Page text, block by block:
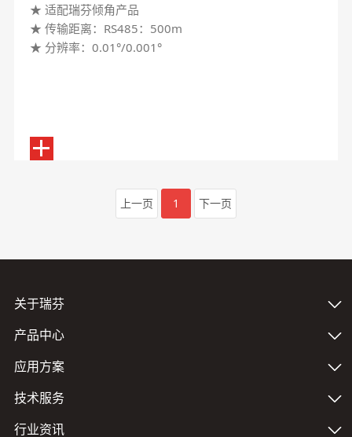
★ 适配瑞芬倾角产品
★ 传输距离：RS485：500m
★ 分辨率：0.01°/0.001°
上一页 1 下一页
关于瑞芬
产品中心
应用方案
技术服务
行业资讯